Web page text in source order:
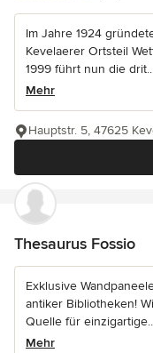
Im Jahre 1924
Kevelaerer Ortsteil
1999 führt nun die
Mehr
Hauptstr. 5, 47625
Thesaurus Fossio
Exklusive
antiker Bibliotheken!
Quelle für
Mehr